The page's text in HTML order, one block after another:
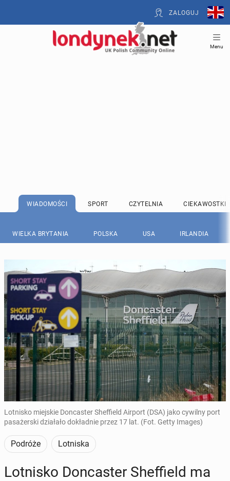
ZALOGUJ
Menu
WIADOMOŚCI SPORT CZYTELNIA CIEKAWOSTKI
WIELKA BRYTANIA POLSKA USA IRLANDIA
Lotnisko miejskie Doncaster Sheffield Airport (DSA) jako cywilny port
pasażerski działało dokładnie przez 17 lat. (Fot. Getty Images)
Podróże Lotniska
Lot­ni­sko Don­ca­ster Shef­field ma